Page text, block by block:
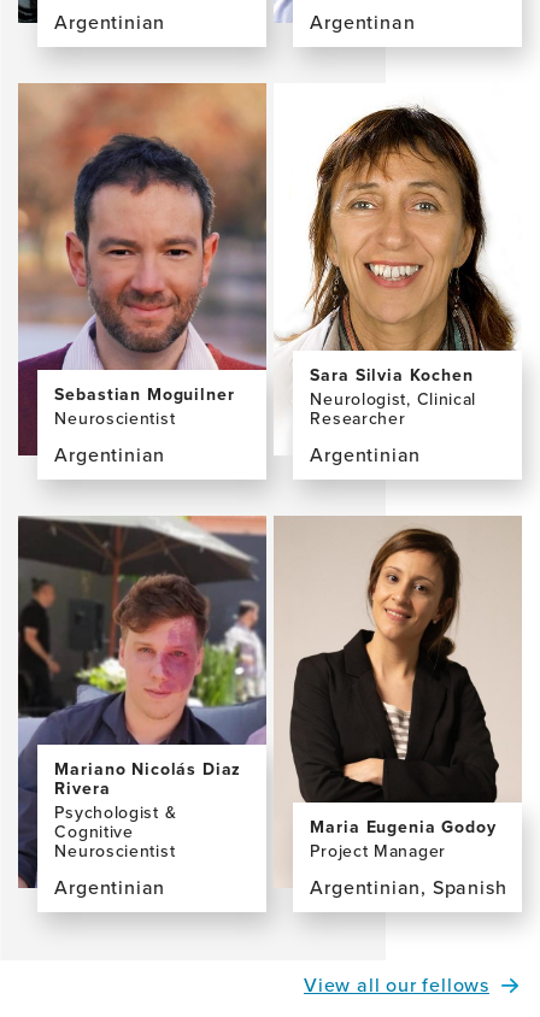
Argentinian
the
profile
page
Agustina
Legaz,
PhD
Argentinan
page
for
Nahuel
Magrath
Guimet,
MD
Sebastian Moguilner
Neuroscientist
Argentinian
the
profile
page
for
Sebastian
Moguilner,
PhD
Sara Silvia Kochen
Neurologist, Clinical
Researcher
Argentinian
the
Silvia
Kochen,
MD,
Mariano Nicolás Diaz
Rivera
Psychologist &
Cognitive
Neuroscientist
Argentinian
Maria Eugenia Godoy
Project Manager
Argentinian, Spanish
profile
page
View all our fellows